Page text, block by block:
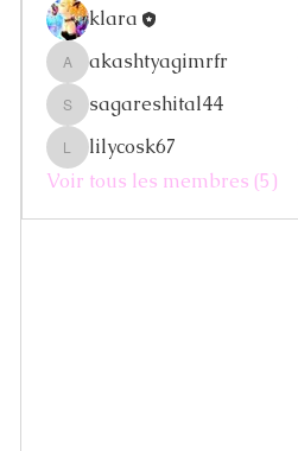
klara
akashtyagimrfr
akashtyagimrfr
sagareshital44
sagareshital44
lilycosk67
lilycosk67
Voir tous les membres (5)